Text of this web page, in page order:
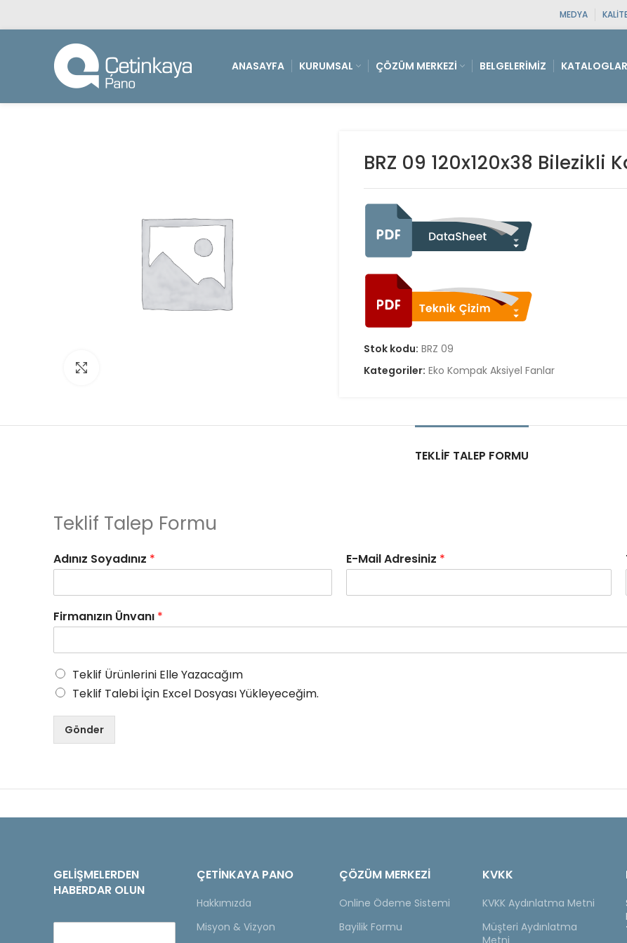
MEDYA
ANASAYFA KURUMSAL ÇÖZÜM MERKEZI BELGELERIMIZ KATALOGLAR
BRZ 09 120x120x38 Bilezikli
Stok kodu: BRZ 09
Kategoriler: Eko Kompak Aksiyel Fanlar
TEKLIF TALEP FORMU
Teklif Talep Formu
Adınız Soyadınız * E-Mail Adresiniz *
Firmanızın Ünvanı *
Teklif Ürünlerini Elle Yazacağım
Teklif Talebi İçin Excel Dosyası Yükleyeceğim.
Gönder
GELIŞMELERDEN
HABERDAR OLUN
ÇETINKAYA PANO
Hakkımızda
Misyon & Vizyon
ÇÖZÜM MERKEZİ
Online Ödeme Sistemi
Bayilik Formu
KVKK
KVKK Aydınlatma Metni
Müşteri Aydınlatma
Metni